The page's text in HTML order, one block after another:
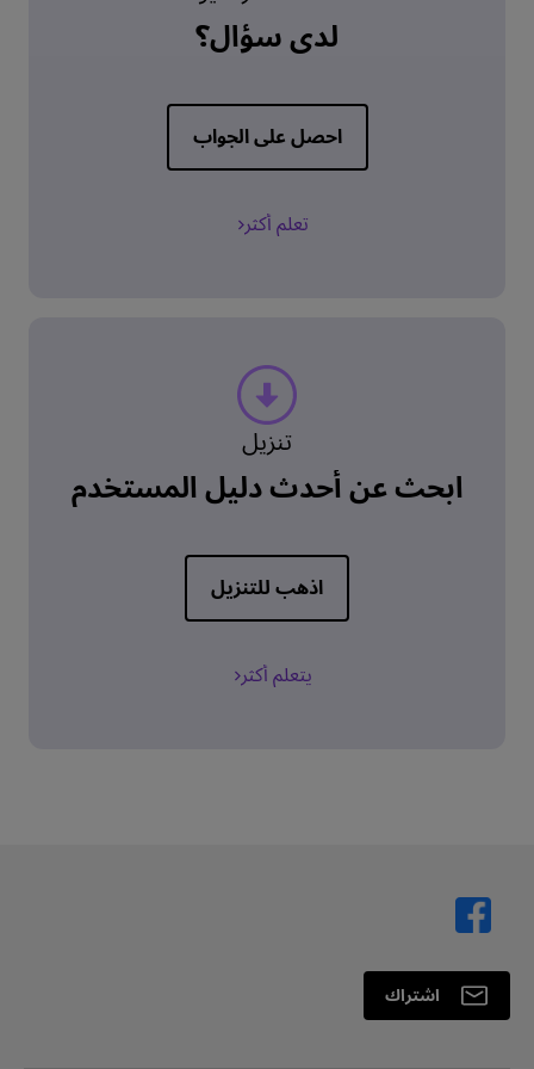
لدي سؤال؟
احصل على الجواب
تعلم أكثر
تنزيل
ابحث عن أحدث دليل المستخدم
اذهب للتنزيل
يتعلم أكثر
اشتراك